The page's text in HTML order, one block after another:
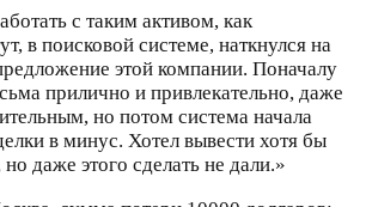
с таким активом, как
в поисковой системе, наткнулся на
этой компании. Поначалу
прилично и привлекательно, даже
но потом система начала
в минус. Хотел вывести хотя бы
даже этого сделать не дали.»